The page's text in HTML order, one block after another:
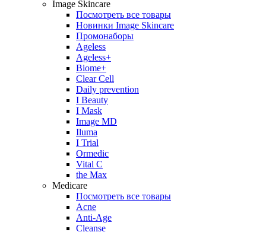
Image Skincare
Посмотреть все товары
Новинки Image Skincare
Промонаборы
Ageless
Ageless+
Biome+
Clear Cell
Daily prevention
I Beauty
I Mask
Image MD
Iluma
I Trial
Ormedic
Vital C
the Max
Medicare
Посмотреть все товары
Acne
Anti‑Age
Cleanse